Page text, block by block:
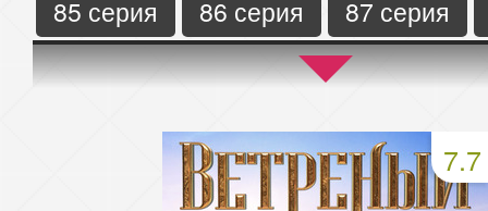
85 серия
86 серия
87 серия
89 серия
90 серия
91 серия
94 серия
95 серия
98 серия 99 серия
7.7